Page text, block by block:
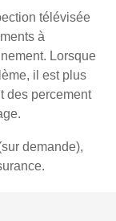
télévisée
à
Lorsque
il est plus
des percement
demande),